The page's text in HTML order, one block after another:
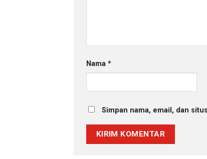
Nama *
Simpan nama, email, dan